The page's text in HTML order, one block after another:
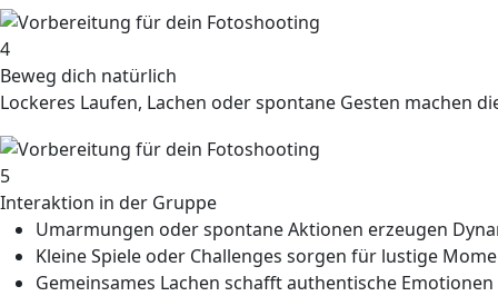
4
Beweg dich natürlich
Lockeres Laufen, Lachen oder spontane Gesten machen
5
Interaktion in der Gruppe
Umarmungen oder spontane Aktionen erzeugen
Kleine Spiele oder Challenges sorgen für lustige
Gemeinsames Lachen schafft authentische